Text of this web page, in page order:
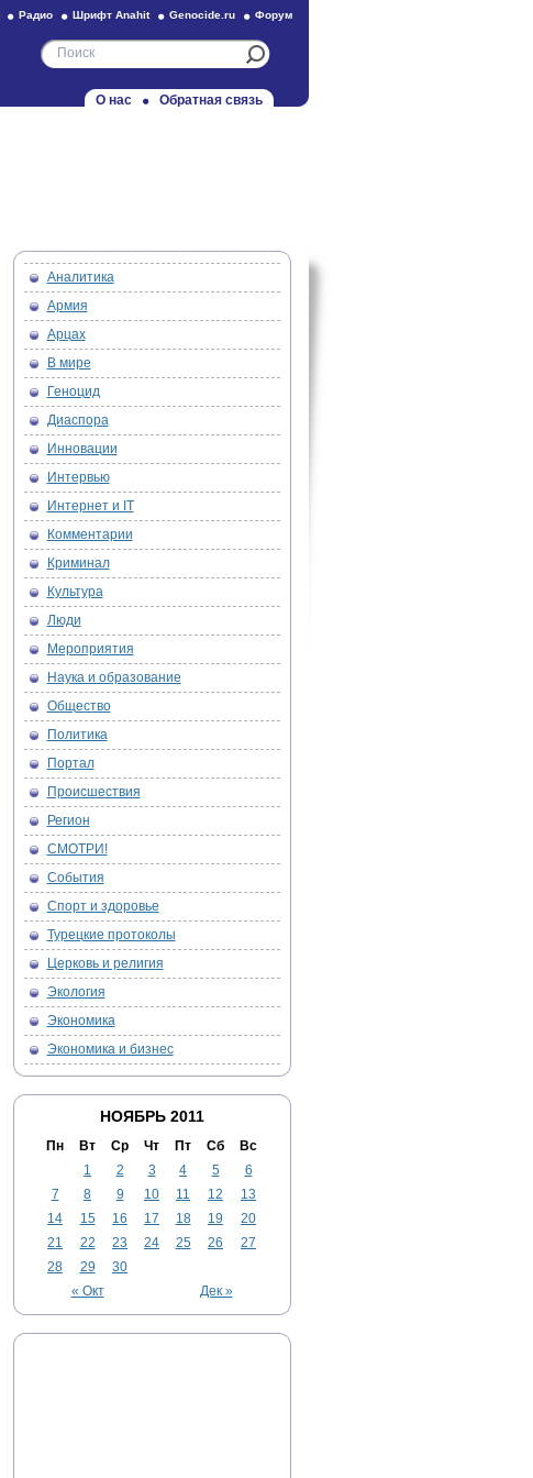
Радио Шрифт Anahit Genocide.ru Форум
О нас Обратная связь
Аналитика
Армия
Арцах
В мире
Геноцид
Диаспора
Инновации
Интервью
Интернет и IT
Комментарии
Криминал
Культура
Люди
Мероприятия
Наука и образование
Общество
Политика
Портал
Происшествия
Регион
СМОТРИ!
События
Спорт и здоровье
Турецкие протоколы
Церковь и религия
Экология
Экономика
Экономика и бизнес
НОЯБРЬ 2011
Пн Вт Ср Чт Пт Сб Вс
« Окт Дек »
1 2 3 4 5
6
7
8 9 10 11 12
13
14
15 16 17 18 19
20
21
22 23 24 25 26
27
28
29 30